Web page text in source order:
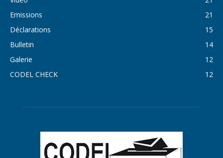
Emissions
21
Déclarations
15
Bulletin
14
Galerie
12
CODEL CHECK
12